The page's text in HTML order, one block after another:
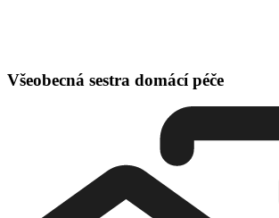
Všeobecná sestra domácí péče